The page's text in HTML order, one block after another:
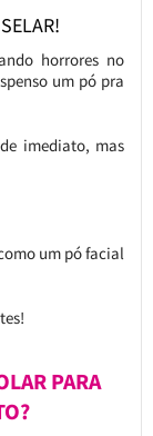
horrores no
um pó pra
imediato, mas
um pó facial
PARA